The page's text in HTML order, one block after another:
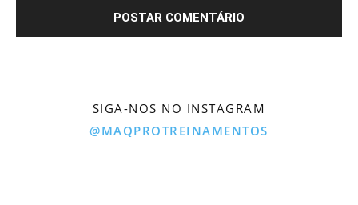
SIGA-NOS NO INSTAGRAM
@MAQPROTREINAMENTOS